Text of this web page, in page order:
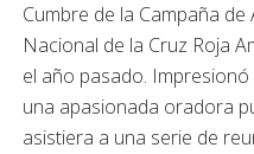
Cumbre de la Campaña de
Nacional de la Cruz Roja
el año pasado.
una apasionada oradora
asistiera a una serie de